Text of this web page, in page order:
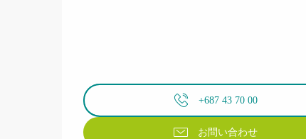
+687 43 70 00
お問い合わせ